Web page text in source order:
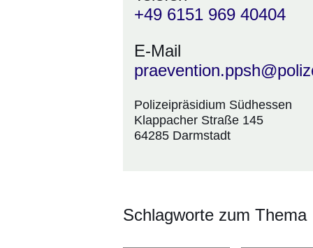
+49 6151 969 40404
E-Mail
Polizeipräsidium Südhessen
Klappacher Straße 145
64285 Darmstadt
Schlagworte zum Thema